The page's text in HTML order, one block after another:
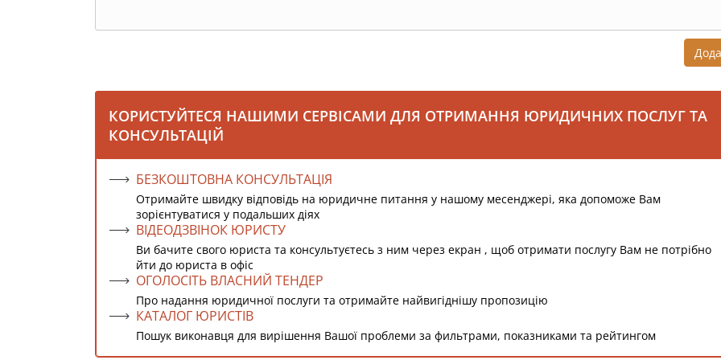
КОРИСТУЙТЕСЯ НАШИМИ СЕРВІСАМИ ДЛЯ ОТРИМАННЯ ЮРИДИЧНИХ ПОСЛУГ ТА
КОНСУЛЬТАЦІЙ
БЕЗКОШТОВНА КОНСУЛЬТАЦІЯ
Отримайте швидку відповідь на юридичне питання у нашому месенджері, яка допоможе Вам
зорієнтуватися у подальших діях
ВІДЕОДЗВІНОК ЮРИСТУ
Ви бачите свого юриста та консультуєтесь з ним через екран , щоб отримати послугу Вам не потрібно
йти до юриста в офіс
ОГОЛОСІТЬ ВЛАСНИЙ ТЕНДЕР
Про надання юридичної послуги та отримайте найвигіднішу пропозицію
КАТАЛОГ ЮРИСТІВ
Пошук виконавця для вирішення Вашої проблеми за фильтрами, показниками та рейтингом